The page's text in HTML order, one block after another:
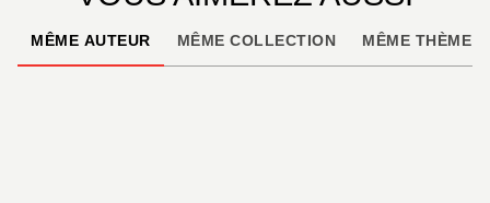
MÊME AUTEUR MÊME COLLECTION MÊME THÈME